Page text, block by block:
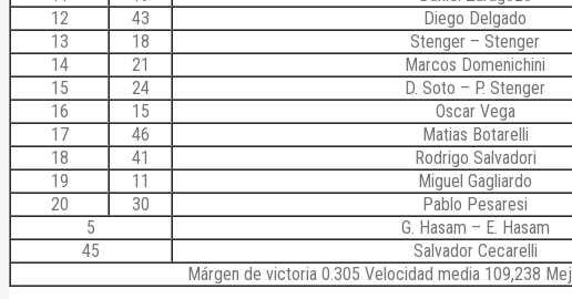
12
43 Diego Delgado
13
18 Stenger – Stenger
14
21 Marcos Domenichini
15
24 D. Soto – P. Stenger
16
15 Oscar Vega
17
46 Matias Botarelli
18
41 Rodrigo Salvadori
19
11 Miguel Gagliardo
20
30 Pablo Pesaresi
5
G. Hasam – E. Hasam
45
Salvador Cecarelli
Márgen de victoria 0.305 Velocidad media 109,238